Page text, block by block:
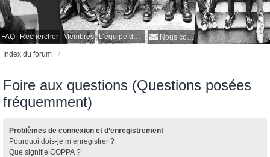
FAQ Rechercher Membres L’équipe du forum Nous contacter
Index du forum
Foire aux questions (Questions posées
fréquemment)
Problèmes de connexion et d’enregistrement
Pourquoi dois-je m’enregistrer ?
Que signifie COPPA ?